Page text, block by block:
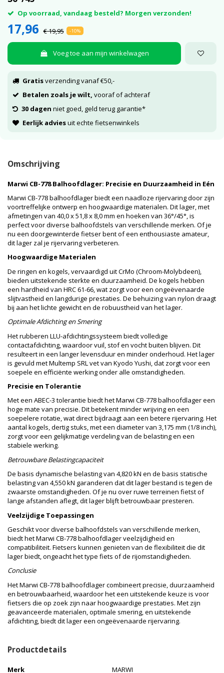
Op voorraad, vandaag besteld? Morgen verzonden!
17,96 € 19,95 -10%
Voeg toe aan mijn winkelwagen
Gratisverzending vanaf €50,-
Betalen zoals je wilt, vooraf of achteraf
30 dagen niet goed, geld terug garantie*
Eerlijk adviesuit echte fietsenwinkels
Omschrijving
Marwi CB-778 Balhoofdlager: Precisie en Duurzaamheid in Eén
Marwi CB-778 balhoofdlager biedt een naadloze rijervaring door zijn
voortreffelijke ontwerp en hoogwaardige materialen. Dit lager, met
afmetingen van 40,0 x 51,8 x 8,0 mm en hoeken van 36°/45°, is
perfect voor diverse balhoofdstels van verschillende merken. Of je
nu een doorgewinterde fietser bent of een enthousiaste amateur,
dit lager zal je rijervaring verbeteren.
Hoogwaardige Materialen
De ringen en kogels, vervaardigd uit CrMo (Chroom-Molybdeen),
bieden uitstekende sterkte en duurzaamheid. De kogels hebben
een hardheid van HRC 61-66, wat zorgt voor een ongeëvenaarde
slijtvastheid en langdurige prestaties. De behuizing van nylon draagt
bij aan het lichte gewicht en de robuustheid van het lager.
Optimale Afdichting en Smering
Het rubberen LLU-afdichtingssysteem biedt volledige
contactafdichting, waardoor vuil, stof en vocht buiten blijven. Dit
resulteert in een langer levensduur en minder onderhoud. Het lager
is gevuld met Multemp SRL vet van Kyodo Yushi, dat zorgt voor een
soepele en efficiënte werking onder alle omstandigheden.
Precisie en Tolerantie
Met een ABEC-3 tolerantie biedt het Marwi CB-778 balhoofdlager een
hoge mate van precisie. Dit betekent minder wrijving en een
soepelere rotatie, wat direct bijdraagt aan een betere rijervaring. Het
aantal kogels, dertig stuks, met een diameter van 3,175 mm (1/8 inch),
zorgt voor een gelijkmatige verdeling van de belasting en een
stabiele werking.
Betrouwbare Belastingcapaciteit
De basis dynamische belasting van 4,820 kN en de basis statische
belasting van 4,550 kN garanderen dat dit lager bestand is tegen de
zwaarste omstandigheden. Of je nu over ruwe terreinen fietst of
lange afstanden aflegt, dit lager blijft betrouwbaar presteren.
Veelzijdige Toepassingen
Geschikt voor diverse balhoofdstels van verschillende merken,
biedt het Marwi CB-778 balhoofdlager veelzijdigheid en
compatibiliteit. Fietsers kunnen genieten van de flexibiliteit die dit
lager biedt, ongeacht het type fiets of de rijomstandigheden.
Conclusie
Het Marwi CB-778 balhoofdlager combineert precisie, duurzaamheid
en betrouwbaarheid, waardoor het een uitstekende keuze is voor
fietsers die op zoek zijn naar hoogwaardige prestaties. Met zijn
geavanceerde materialen, optimale smering, en uitstekende
afdichting, biedt dit lager een ongeëvenaarde rijervaring.
Productdetails
Merk MARWI